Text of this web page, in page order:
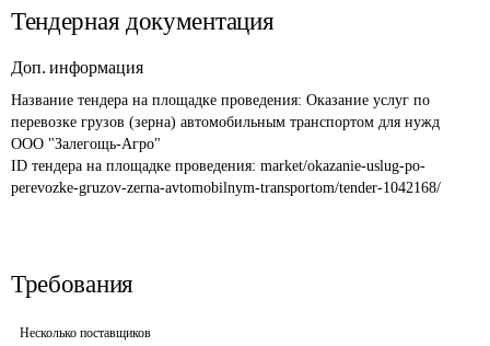
Тендерная документация
Доп. информация
Название тендера на площадке проведения: Оказание услуг по
перевозке грузов (зерна) автомобильным транспортом для нужд
ООО "Залегощь-Агро"
ID тендера на площадке проведения: market/okazanie-uslug-po-
perevozke-gruzov-zerna-avtomobilnym-transportom/tender-1042168/
Требования
Несколько поставщиков